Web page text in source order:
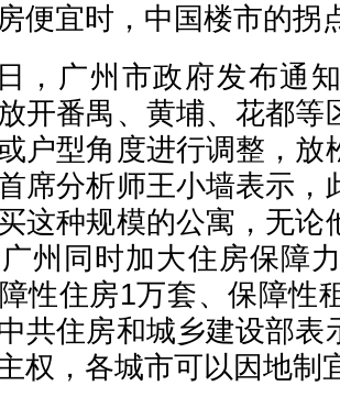
便宜时，中国楼市的拐
广州市政府发布通知
开番禺、黄埔、花都等
户型角度进行调整，放
席分析师王小墙表示，
这种规模的公寓，无论
州同时加大住房保障
性住房1万套、保障性
共住房和城乡建设部表
权，各城市可以因地制